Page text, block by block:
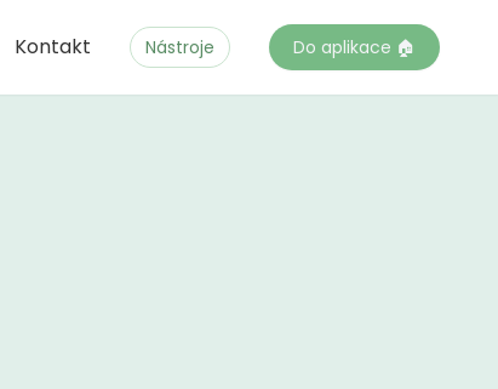
Kontakt Nástroje Do aplikace 🏠